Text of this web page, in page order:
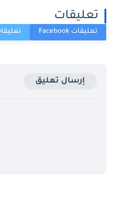
تعليقات
إرسال تعليق